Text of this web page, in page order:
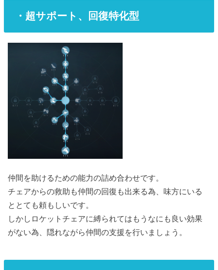
・超サポート、回復特化型
仲間を助けるための能力の詰め合わせです。
チェアからの救助も仲間の回復も出来る為、味方にいる
ととても頼もしいです。
しかしロケットチェアに縛られてはもうなにも良い効果
がない為、隠れながら仲間の支援を行いましょう。